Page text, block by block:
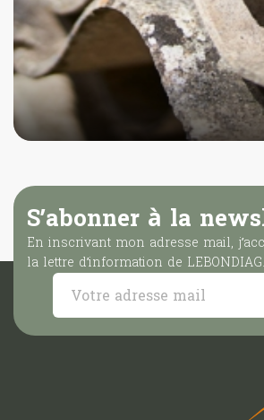
plomb
S’abonner à la
En inscrivant mon adresse mail,
la lettre d’information de LEBONDIAG.